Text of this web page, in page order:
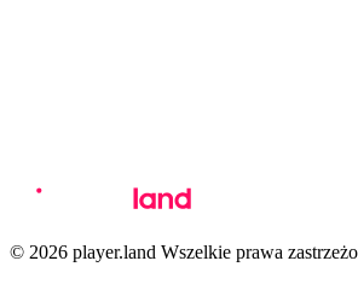
© 2026 player.land Wszelkie prawa